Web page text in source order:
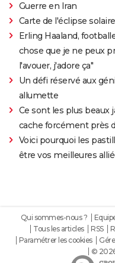
Guerre en Iran
Carte de l'éclipse
Erling Haaland,
chose que je ne peux
l'avouer, j'adore ça"
Un défi réservé aux
allumette
Ce sont les plus beaux
cache forcément près
Voici pourquoi les
être vos meilleures
Qui sommes-nous ?
Tous les articles
RSS
Paramétrer les cookies
©